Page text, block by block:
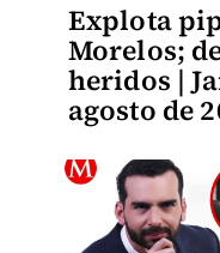
Explota
Morelos;
heridos |
agosto de